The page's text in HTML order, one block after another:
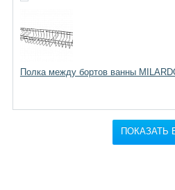
Полка между бортов ванны
ПОКАЗАТЬ